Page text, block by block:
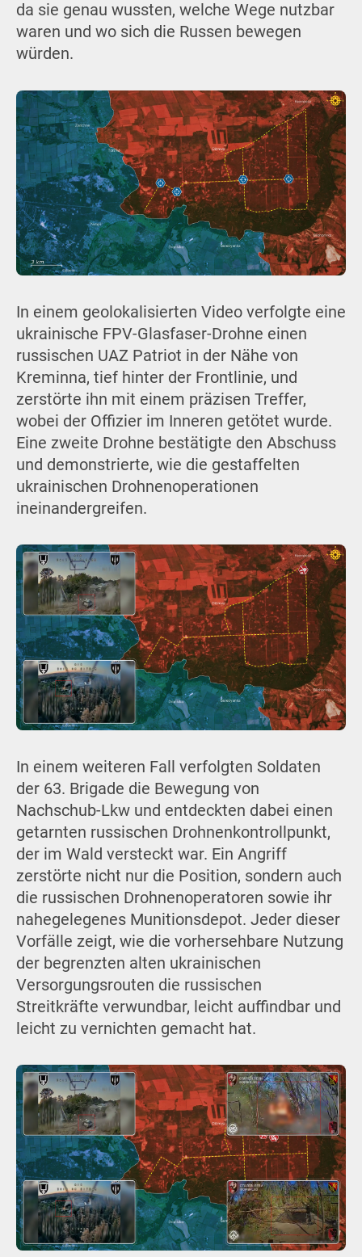
da sie genau wussten, welche Wege nutzbar
waren und wo sich die Russen bewegen
würden.
In einem geolokalisierten Video verfolgte eine
ukrainische FPV-Glasfaser-Drohne einen
russischen UAZ Patriot in der Nähe von
Kreminna, tief hinter der Frontlinie, und
zerstörte ihn mit einem präzisen Treffer,
wobei der Offizier im Inneren getötet wurde.
Eine zweite Drohne bestätigte den Abschuss
und demonstrierte, wie die gestaffelten
ukrainischen Drohnenoperationen
ineinandergreifen.
In einem weiteren Fall verfolgten Soldaten
der 63. Brigade die Bewegung von
Nachschub-Lkw und entdeckten dabei einen
getarnten russischen Drohnenkontrollpunkt,
der im Wald versteckt war. Ein Angriff
zerstörte nicht nur die Position, sondern auch
die russischen Drohnenoperatoren sowie ihr
nahegelegenes Munitionsdepot. Jeder dieser
Vorfälle zeigt, wie die vorhersehbare Nutzung
der begrenzten alten ukrainischen
Versorgungsrouten die russischen
Streitkräfte verwundbar, leicht auffindbar und
leicht zu vernichten gemacht hat.